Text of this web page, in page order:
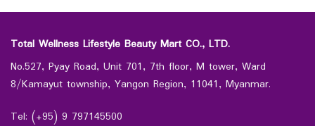
Total Wellness Lifestyle Beauty Mart CO., LTD.
No.527, Pyay Road, Unit 701, 7th floor, M tower, Ward
8/Kamayut township, Yangon Region, 11041, Myanmar.
Tel: (+95) 9 797145500